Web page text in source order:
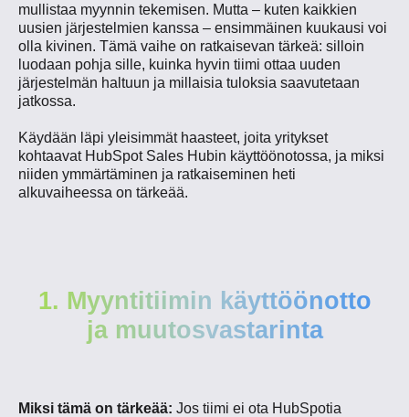
mullistaa myynnin tekemisen. Mutta – kuten kaikkien
uusien järjestelmien kanssa – ensimmäinen kuukausi voi
olla kivinen. Tämä vaihe on ratkaisevan tärkeä: silloin
luodaan pohja sille, kuinka hyvin tiimi ottaa uuden
järjestelmän haltuun ja millaisia tuloksia saavutetaan
jatkossa.
Käydään läpi yleisimmät haasteet, joita yritykset
kohtaavat HubSpot Sales Hubin käyttöönotossa, ja miksi
niiden ymmärtäminen ja ratkaiseminen heti
alkuvaiheessa on tärkeää.
1. Myyntitiimin käyttöönotto
ja muutosvastarinta
Miksi tämä on tärkeää: Jos tiimi ei ota HubSpotia